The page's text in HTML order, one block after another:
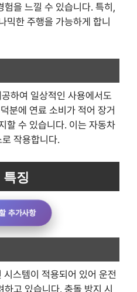
을 느낄 수 있습니다. 특히,
믹한 주행을 가능하게 합니
하여 일상적인 사용에서도
분에 연료 소비가 적어 장거
할 수 있습니다. 이는 자동차
작용합니다.
징
추가사항
스템이 적용되어 있어 운전
고 있습니다. 충돌 방지 시